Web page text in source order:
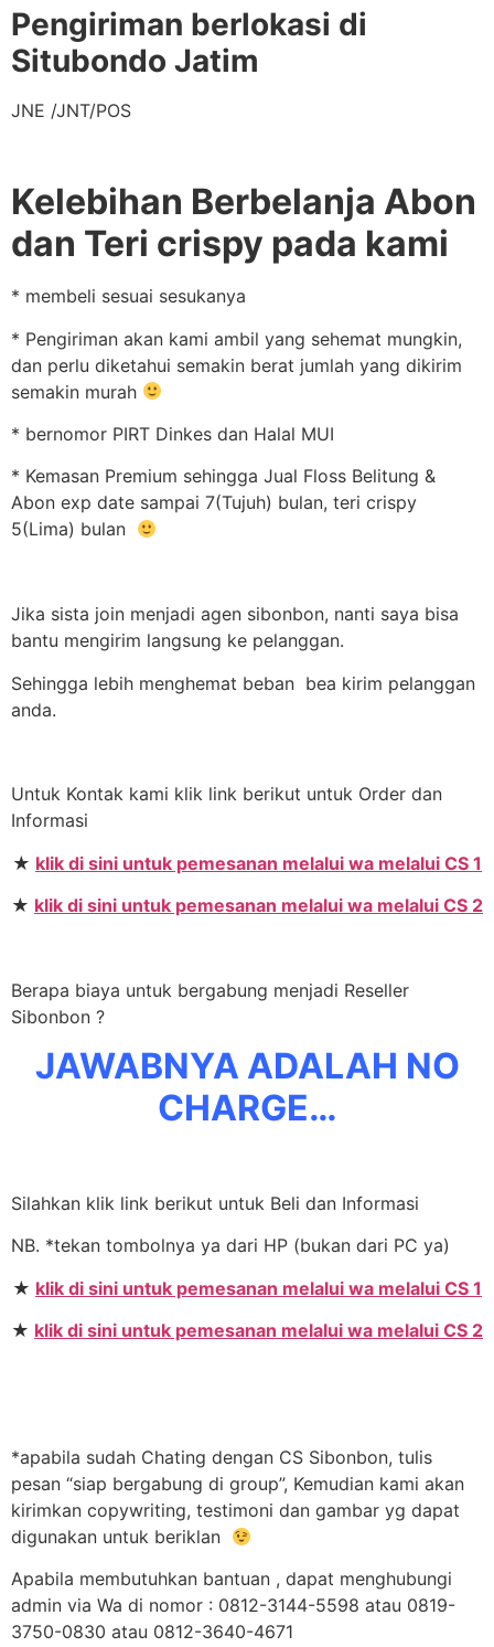
Pengiriman berlokasi di
Situbondo Jatim
JNE /JNT/POS
Kelebihan Berbelanja Abon
dan Teri crispy pada kami
* membeli sesuai sesukanya
* Pengiriman akan kami ambil yang sehemat mungkin,
dan perlu diketahui semakin berat jumlah yang dikirim
semakin murah
* bernomor PIRT Dinkes dan Halal MUI
* Kemasan Premium sehingga Jual Floss Belitung &
Abon exp date sampai 7(Tujuh) bulan, teri crispy
5(Lima) bulan
Jika sista join menjadi agen sibonbon, nanti saya bisa
bantu mengirim langsung ke pelanggan.
Sehingga lebih menghemat beban bea kirim pelanggan
anda.
Untuk Kontak kami klik link berikut untuk Order dan
Informasi
★ klik di sini untuk pemesanan melalui wa melalui CS 1
★ klik di sini untuk pemesanan melalui wa melalui CS 2
Berapa biaya untuk bergabung menjadi Reseller
Sibonbon ?
JAWABNYA ADALAH NO
CHARGE…
Silahkan klik link berikut untuk Beli dan Informasi
NB. *tekan tombolnya ya dari HP (bukan dari PC ya)
★ klik di sini untuk pemesanan melalui wa melalui CS 1
★ klik di sini untuk pemesanan melalui wa melalui CS 2
*apabila sudah Chating dengan CS Sibonbon, tulis
pesan “siap bergabung di group”, Kemudian kami akan
kirimkan copywriting, testimoni dan gambar yg dapat
digunakan untuk beriklan
Apabila membutuhkan bantuan , dapat menghubungi
admin via Wa di nomor : 0812-3144-5598 atau 0819-
3750-0830 atau 0812-3640-4671